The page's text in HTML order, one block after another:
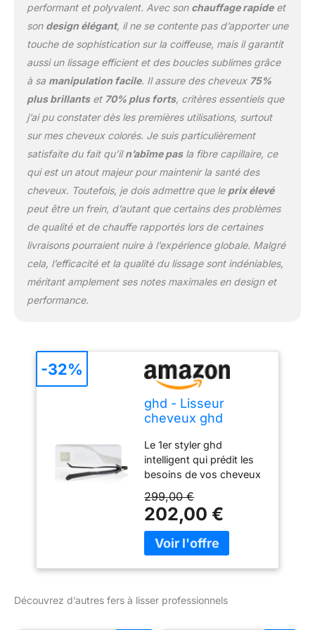
coiffages à l'infini :
cheveux lisses,
mouvement, ondulations
ou boucles
performant et polyvalent. Avec son chauffage rapideet
son design élégant, il ne se contente pas d’apporter une
touche de sophistication sur la coiffeuse, mais il garantit
aussi un lissage efficient et des boucles sublimes grâce
à sa manipulation facile. Il assure des cheveux 75%
plus brillantset 70% plus forts, critères essentiels que
j’ai pu constater dès les premières utilisations, surtout
sur mes cheveux colorés. Je suis particulièrement
satisfaite du fait qu’iln’abîme pasla fibre capillaire, ce
qui est un atout majeur pour maintenir la santé des
cheveux. Toutefois, je dois admettre que le prix élevé
peut être un frein, d’autant que certains des problèmes
de qualité et de chauffe rapportés lors de certaines
livraisons pourraient nuire à l’expérience globale. Malgré
cela, l’efficacité et la qualité du lissage sont indéniables,
méritant amplement ses notes maximales en design et
performance.
ghd - Lisseur
cheveux ghd
lisser professionnel
Le 1er styler ghd
intelligent qui prédit les
besoins de vos cheveux
exceptionnels et des
cheveux visiblement plus
sains en un seul passage
Technologie unique
maintenir de façon
299,00 €
202,00 €
-32%
Découvrez d’autres fers à lisser professionnels